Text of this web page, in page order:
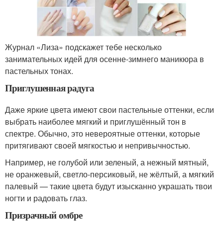
Журнал «Лиза» подскажет тебе несколько
занимательных идей для осенне-зимнего маникюра в
пастельных тонах.
Приглушенная радуга
Даже яркие цвета имеют свои пастельные оттенки, если
выбрать наиболее мягкий и приглушённый тон в
спектре. Обычно, это невероятные оттенки, которые
притягивают своей мягкостью и непривычностью.
Например, не голубой или зеленый, а нежный мятный,
не оранжевый, светло-персиковый, не жёлтый, а мягкий
палевый — такие цвета будут изысканно украшать твои
ногти и радовать глаз.
Призрачный омбре